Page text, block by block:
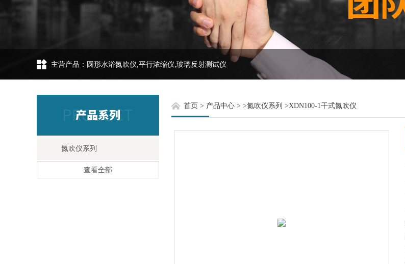
主营产品：圆形水浴氮吹仪,平行浓缩仪,玻璃反射测试仪
氮吹仪系列
查看全部
首页 > 产品中心 > >氮吹仪系列 >XDN100-1干式氮吹仪